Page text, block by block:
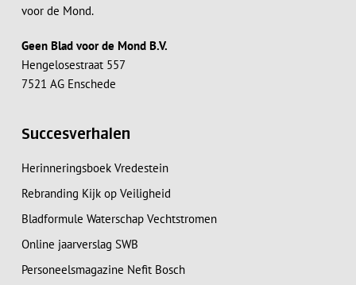
voor de Mond.
Geen Blad voor de Mond B.V.
Hengelosestraat 557
7521 AG Enschede
Succesverhalen
Herinneringsboek Vredestein
Rebranding Kijk op Veiligheid
Bladformule Waterschap Vechtstromen
Online jaarverslag SWB
Personeelsmagazine Nefit Bosch